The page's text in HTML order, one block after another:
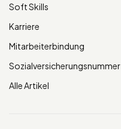
Soft Skills
Karriere
Mitarbeiterbindung
Sozialversicherungsnummer
Alle Artikel